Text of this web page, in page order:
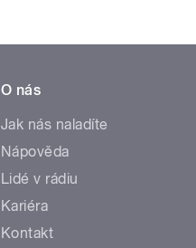
O nás
Jak nás naladíte
Nápověda
Lidé v rádiu
Kariéra
Kontakt